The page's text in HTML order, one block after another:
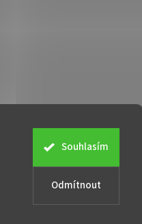
Odmítnout
Souhlasím